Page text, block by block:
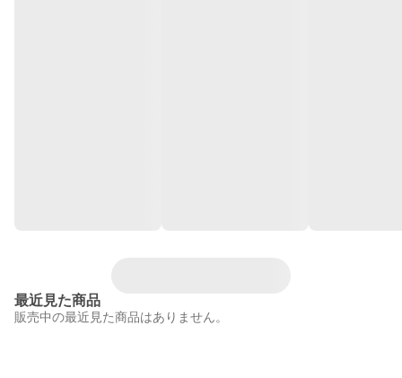
最近見た商品
販売中の最近見た商品はありません。